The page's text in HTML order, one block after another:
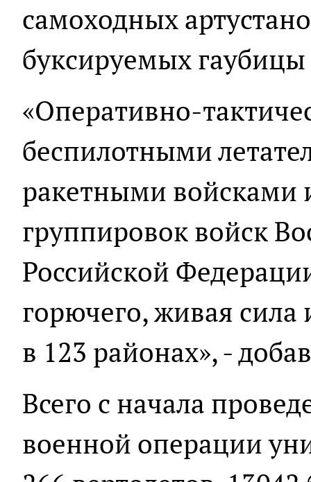
самоходных
буксируемых
«Оперативно-
беспилотными
ракетными войсками
группировок войск
Российской
горючего, живая
в 123 районах», -
Всего с начала
военной операции